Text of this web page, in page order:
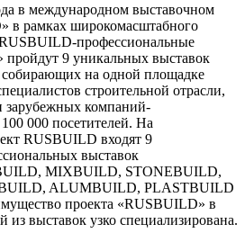
в международном выставочном
в рамках широкомасштабного
профессиональные
пройдут 9 уникальных выставок
собирающих на одной площадке
строительной отрасли,
зарубежных компаний-
000 посетителей. На
RUSBUILD входят 9
выставок
MIXBUILD, STONEBUILD,
ALUMBUILD, PLASTBUILD
проекта «RUSBUILD» в
из выставок узко специализирована.